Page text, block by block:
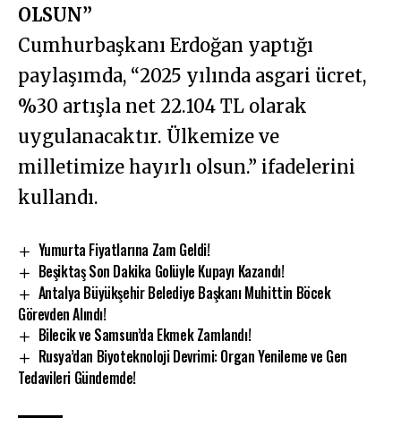
OLSUN”
Cumhurbaşkanı Erdoğan yaptığı
paylaşımda, “2025 yılında asgari ücret,
%30 artışla net 22.104 TL olarak
uygulanacaktır. Ülkemize ve
milletimize hayırlı olsun.” ifadelerini
kullandı.
Yumurta Fiyatlarına Zam Geldi!
Beşiktaş Son Dakika Golüyle Kupayı Kazandı!
Antalya Büyükşehir Belediye Başkanı Muhittin Böcek
Görevden Alındı!
Bilecik ve Samsun’da Ekmek Zamlandı!
Rusya’dan Biyoteknoloji Devrimi: Organ Yenileme ve Gen
Tedavileri Gündemde!